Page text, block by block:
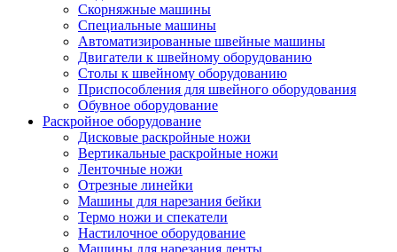
Скорняжные машины
Специальные машины
Автоматизированные швейные машины
Двигатели к швейному оборудованию
Столы к швейному оборудованию
Приспособления для швейного оборудования
Обувное оборудование
Раскройное оборудование
Дисковые раскройные ножи
Вертикальные раскройные ножи
Ленточные ножи
Отрезные линейки
Машины для нарезания бейки
Термо ножи и спекатели
Настилочное оборудование
Машины для нарезания ленты